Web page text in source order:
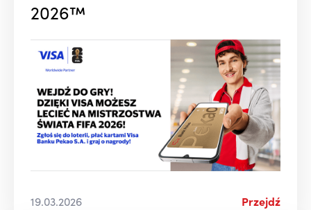
2026™
19.03.2026 Przejdź